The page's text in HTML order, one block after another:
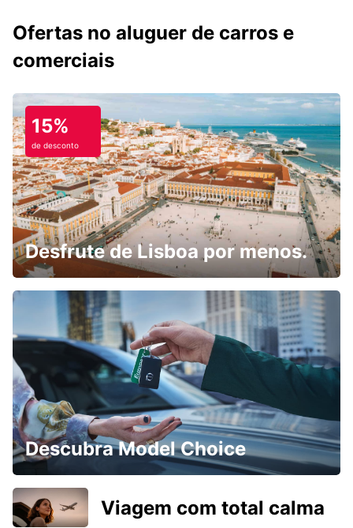
Ofertas no aluguer de carros e
comerciais
15%
de desconto
Desfrute de Lisboa por menos.
Descubra Model Choice
Viagem com total calma